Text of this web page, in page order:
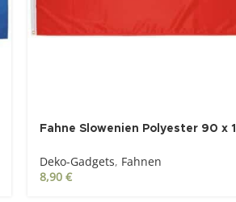
Fahne Slowenien Polyester 90 x
Deko-Gadgets, Fahnen
8,90 €